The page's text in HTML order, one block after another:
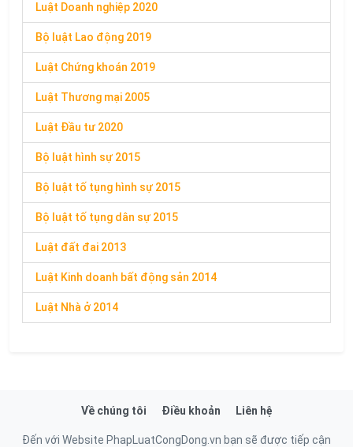
Luật Doanh nghiệp 2020
Bộ luật Lao động 2019
Luật Chứng khoán 2019
Luật Thương mại 2005
Luật Đầu tư 2020
Bộ luật hình sự 2015
Bộ luật tố tụng hình sự 2015
Bộ luật tố tụng dân sự 2015
Luật đất đai 2013
Luật Kinh doanh bất động sản 2014
Luật Nhà ở 2014
Về chúng tôi Điều khoản Liên hệ
Đến với Website PhapLuatCongDong.vn bạn sẽ được tiếp cận